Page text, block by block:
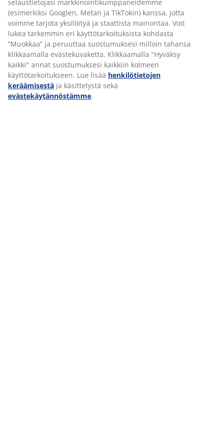
KOULUTUSPROSESSI
Jokainen JYSK Leadership Academy -
koulutusohjelma on monipuolinen kokonaisuus
sisältäenhyvän yhdistelmän teoreettisia
koulutusmoduuleja ja käytännön harjoituksia
Koulutusprosessia tukevat kokeneet mentorit ja
kouluttajat, ja he toimivat vahvana tukena
osallistujien kehittymiselle ja ovat olennainen
selaustietojasi markkinointikumppaneidemme
(esimerkiksi Googlen, Metan ja TikTokin) kanssa, jotta
voimme tarjota yksilöityä ja staattista mainontaa. Voit
lukea tarkemmin eri käyttötarkoituksista kohdasta
”Muokkaa” ja peruuttaa suostumuksesi milloin tahansa
klikkaamalla evästekuvaketta. Klikkaamalla "Hyväksy
kaikki" annat suostumuksesi kaikkiin kolmeen
käyttötarkoitukseen. Lue lisää henkilötietojen
keräämisestä ja käsittelystä sekä
evästekäytännöstämme.